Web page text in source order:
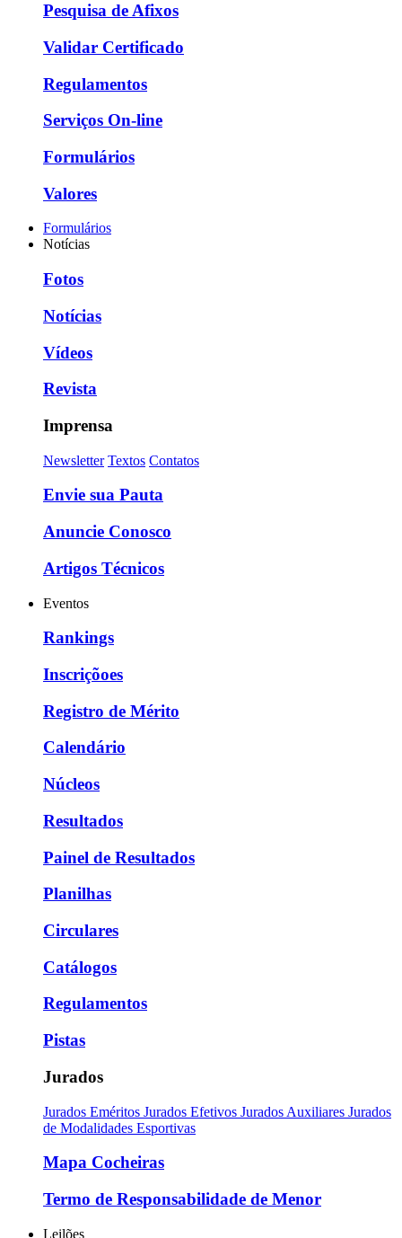
Pesquisa de Afixos
Validar Certificado
Regulamentos
Serviços On-line
Formulários
Valores
Formulários
Notícias
Fotos
Notícias
Vídeos
Revista
Imprensa
Newsletter Textos Contatos
Envie sua Pauta
Anuncie Conosco
Artigos Técnicos
Eventos
Rankings
Inscriçõoes
Registro de Mérito
Calendário
Núcleos
Resultados
Painel de Resultados
Planilhas
Circulares
Catálogos
Regulamentos
Pistas
Jurados
Jurados Eméritos Jurados Efetivos Jurados Auxiliares Jurados
de Modalidades Esportivas
Mapa Cocheiras
Termo de Responsabilidade de Menor
Leilões